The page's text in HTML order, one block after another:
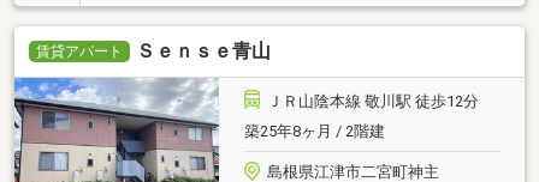
賃貸アパート Ｓｅｎｓｅ青山
ＪＲ山陰本線 敬川駅 徒歩12分
築25年8ヶ月 / 2階建
島根県江津市二宮町神主